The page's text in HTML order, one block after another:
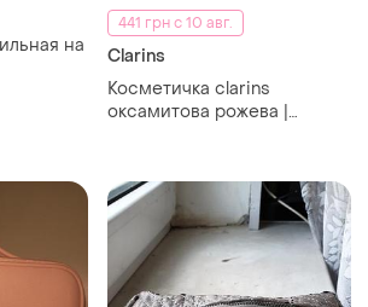
на
441 грн с 10 авг.
Clarins
Косметичка clarins
оксамитова рожева |
косметичка рожева нова